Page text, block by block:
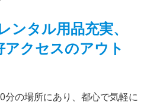
ンタル用品充実、
クセスのアウト
分の場所にあり、都心で気軽に